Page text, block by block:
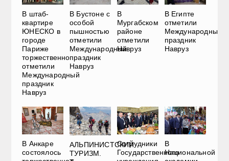
В штаб-
квартире
ЮНЕСКО в
городе
Париже
торжественно
отметили
Международный
праздник
Навруз
В Бустоне с
особой
пышностью
отметили
Международный
праздник
Навруз
В
Мургабском
районе
отметили
Навруз
В Египте
отметили
Международный
праздник
Навруз
В Анкаре
состоялось
АЛЬПИНИСТСКИЙ
ТУРИЗМ.
Сотрудники
Государственного
В
Национальной